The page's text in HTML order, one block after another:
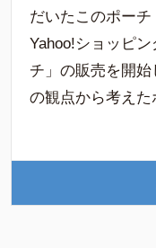
だいたこのポーチ
Yahoo!ショッピ
チ」の販売を開始
の観点から考え